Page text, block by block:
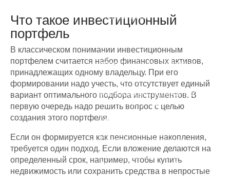
инвестициям
Стратегии банков и
инвестиционных фондов
Дивидендные короли
Как избежать ошибок тех кто
теряет на трейдинге
Куда безопасно вложить
Бесплатная консультация
Как зарабатывать на
Форекс, а не терять?
Что такое инвестиционный
портфель
В классическом понимании инвестиционным
портфелем считается набор финансовых активов,
принадлежащих одному владельцу. При его
формировании надо учесть, что отсутствует единый
вариант оптимального подбора инструментов. В
первую очередь надо решить вопрос с целью
создания этого портфеля.
Если он формируется как пенсионные накопления,
требуется один подход. Если вложение делаются на
определенный срок, например, чтобы купить
недвижимость или сохранить средства в непростые